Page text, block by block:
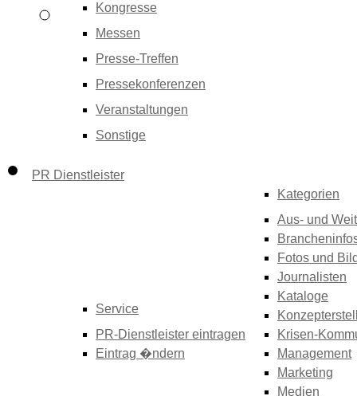
Kongresse
Messen
Presse-Treffen
Pressekonferenzen
Veranstaltungen
Sonstige
PR Dienstleister
Service
PR-Dienstleister eintragen
Eintrag �ndern
Kategorien
Aus- und
Fotos und
Journalisten
Kataloge
Krisen-
Management
Marketing
Medien